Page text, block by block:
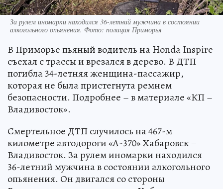
За рулем иномарки находился 36-летний мужчина в состоянии
алкогольного опьянения. Фото: полиция Приморья
В Приморье пьяный водитель на Honda Inspire
съехал с трассы и врезался в дерево. В ДТП
погибла 34-летняя женщина-пассажир,
которая не была пристегнута ремнем
безопасности. Подробнее – в материале «КП –
Владивосток».
Смертельное ДТП случилось на 467-м
километре автодороги «А-370» Хабаровск –
Владивосток. За рулем иномарки находился
36-летний мужчина в состоянии алкогольного
опьянения. Он двигался со стороны